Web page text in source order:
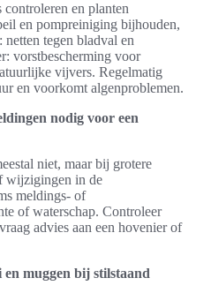
en planten
en pompreiniging bijhouden,
tegen bladval en
vorstbescherming voor
vijvers. Regelmatig
en voorkomt algenproblemen.
nodig voor een
niet, maar bij grotere
wijzigingen in de
meldings- of
of waterschap. Controleer
advies aan een hovenier of
muggen bij stilstaand